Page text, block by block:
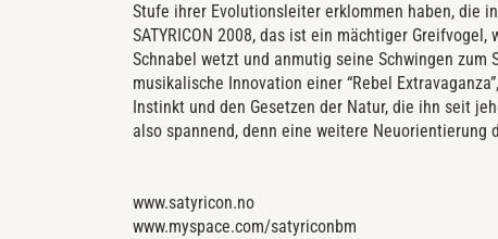
Stufe ihrer Evolutionsleiter erklommen haben, die
SATYRICON 2008, das ist ein mächtiger
Schnabel wetzt und anmutig seine Schwingen
musikalische Innovation einer “Rebel
Instinkt und den Gesetzen der Natur, die ihn seit
also spannend, denn eine weitere Neuorientierung
www.satyricon.no
www.myspace.com/satyriconbm